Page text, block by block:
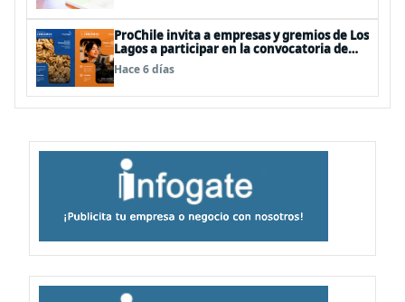
ProChile invita a empresas y gremios de Los
Lagos a participar en la convocatoria de
Concursos 2027
Hace 6 días